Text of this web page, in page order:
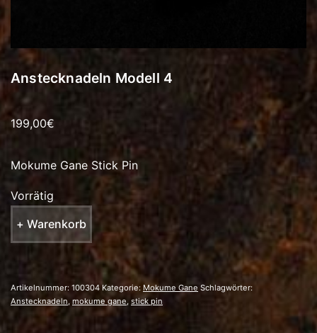
Anstecknadeln Modell 4
199,00€
Mokume Gane Stick Pin
Vorrätig
+ Warenkorb
Artikelnummer: 100304 Kategorie: Mokume Gane Schlagwörter:
Anstecknadeln, mokume gane stick pin